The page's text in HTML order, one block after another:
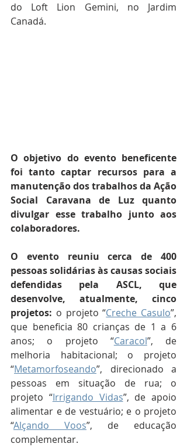
do Loft Lion Gemini, no Jardim
Canadá.
O objetivo do evento beneficente
foi tanto captar recursos para a
manutenção dos trabalhos da Ação
Social Caravana de Luz quanto
divulgar esse trabalho junto aos
colaboradores.
O evento reuniu cerca de 400
pessoas solidárias às causas sociais
defendidas pela ASCL, que
desenvolve, atualmente, cinco
projetos: o projeto “Creche Casulo”,
que beneficia 80 crianças de 1 a 6
anos; o projeto “Caracol”, de
melhoria habitacional; o projeto
“Metamorfoseando”, direcionado a
pessoas em situação de rua; o
projeto “Irrigando Vidas”, de apoio
alimentar e de vestuário; e o projeto
“Alçando Voos”, de educação
complementar.